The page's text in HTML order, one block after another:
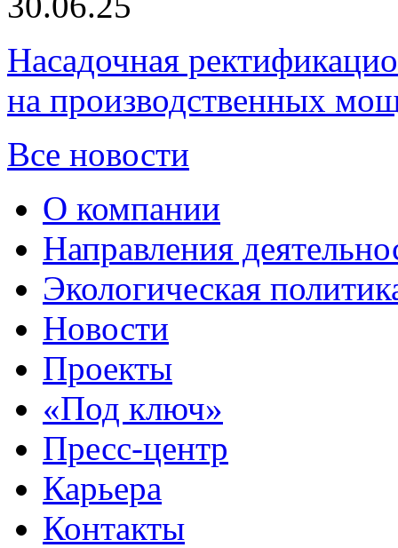
Насадочная
на производственных
Все новости
О компании
Направления
Экологическая
Новости
Проекты
«Под ключ»
Пресс-центр
Карьера
Контакты